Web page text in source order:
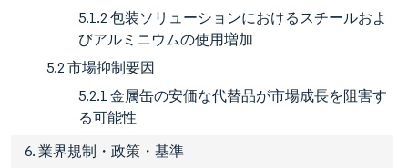
5.1.2 包装ソリューションにおけるスチールおよ
びアルミニウムの使用増加
5.2 市場抑制要因
5.2.1 金属缶の安価な代替品が市場成長を阻害す
る可能性
6. 業界規制・政策・基準